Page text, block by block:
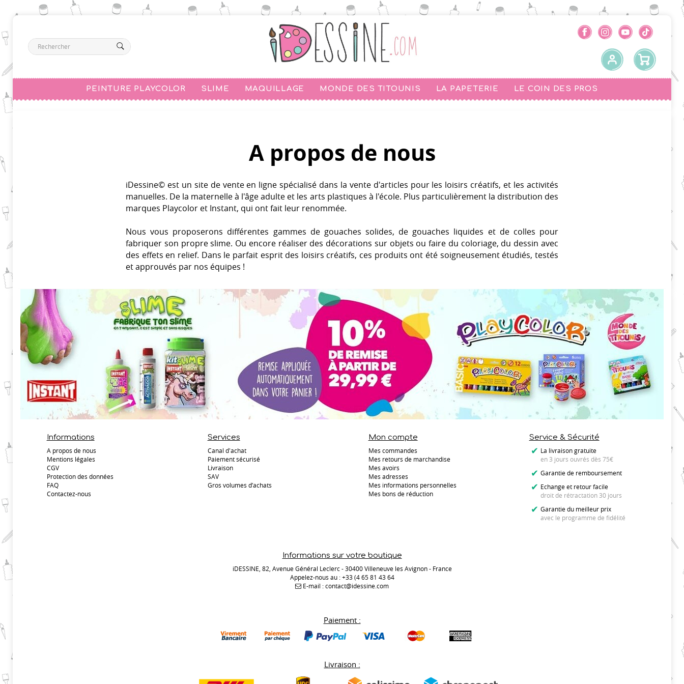
PEINTURE PLAYCOLOR SLIME MAQUILLAGE MONDE DES TITOUNIS LA PAPETERIE LE COIN DES PROS
A propos de nous
iDessine© est un site de vente en ligne spécialisé dans la vente d'articles pour les loisirs créatifs, et les activités
manuelles. De la maternelle à l'âge adulte et les arts plastiques à l'école. Plus particulièrement la distribution des
marques Playcolor et Instant, qui ont fait leur renommée.
Nous vous proposerons différentes gammes de gouaches solides, de gouaches liquides et de colles pour
fabriquer son propre slime. Ou encore réaliser des décorations sur objets ou faire du coloriage, du dessin avec
des effets en relief. Dans le parfait esprit des loisirs créatifs, ces produits ont été soigneusement étudiés, testés
et approuvés par nos équipes !
Paiement :
Livraison :
Informations
A propos de nous
Mentions légales
CGV
Protection des données
FAQ
Contactez-nous
Services
Canal d'achat
Paiement sécurisé
Livraison
SAV
Gros volumes d’achats
Service & Sécurité
La livraison gratuite
en 3 jours ouvrés dès 75€
Garantie de remboursement
Echange et retour facile
droit de rétractation 30 jours
Garantie du meilleur prix
avec le programme de fidélité
Mon compte
Mes commandes
Mes retours de marchandise
Mes avoirs
Mes adresses
Mes informations personnelles
Mes bons de réduction
Informations sur votre boutique
iDESSINE, 82, Avenue Général Leclerc - 30400 Villeneuve les Avignon - France
Appelez-nous au :+33 (4 65 81 43 64
E-mail :contact@idessine.com